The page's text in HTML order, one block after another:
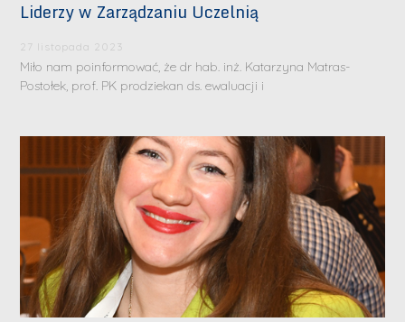
Liderzy w Zarządzaniu Uczelnią
27 listopada 2023
Miło nam poinformować, że dr hab. inż. Katarzyna Matras-
Postołek, prof. PK prodziekan ds. ewaluacji i